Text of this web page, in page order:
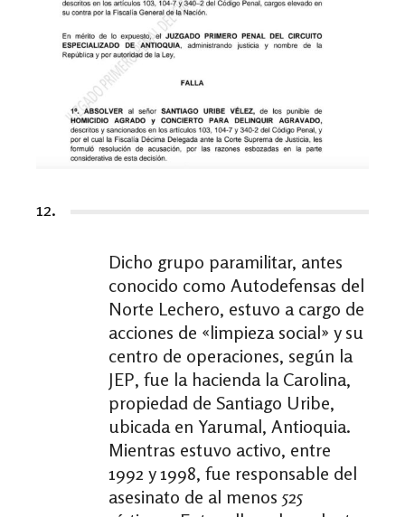
12.
Dicho grupo paramilitar, antes
conocido como Autodefensas del
Norte Lechero, estuvo a cargo de
acciones de «limpieza social» y su
centro de operaciones, según la
JEP, fue la hacienda la Carolina,
propiedad de Santiago Uribe,
ubicada en Yarumal, Antioquia.
Mientras estuvo activo, entre
1992 y 1998, fue responsable del
asesinato de al menos 525